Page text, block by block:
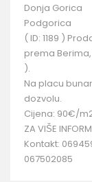
Donja Gorica
Podgorica
( ID: 1189 )
prema
).
Na placu
dozvolu.
Cijena: 90€/
ZA VIŠE
Kontakt:
067502085